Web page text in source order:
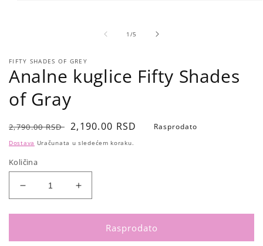
1 /of5
FIFTY SHADES OF GREY
Analne kuglice Fifty Shades
of Gray
Regular
price
2,790.00 RSD Sale
price
2,190.00 RSD Rasprodato
Dostava Uračunata u sledećem koraku.
Količina
Smanji
količinu
za
kuglice
Povećaj
količinu
za
Analne
kuglice
Rasprodato